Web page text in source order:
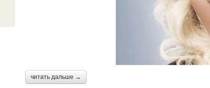
читать дальше →